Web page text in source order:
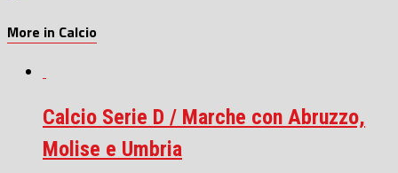
More in Calcio
Calcio Serie D / Marche con Abruzzo,
Molise e Umbria